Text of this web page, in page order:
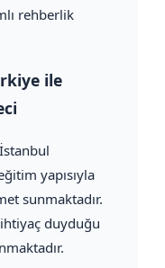
rehberlik
ile
yapısıyla
sunmaktadır.
duyduğu